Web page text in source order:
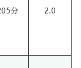
分 2.0